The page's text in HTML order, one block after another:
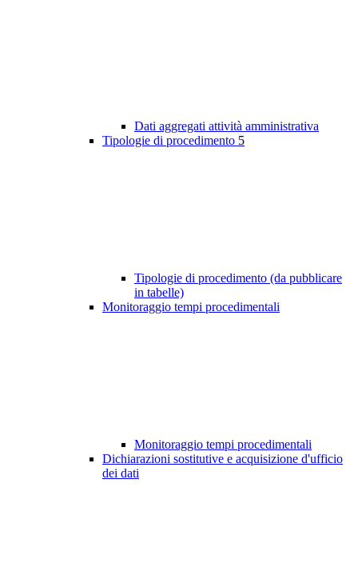
Dati aggregati attività amministrativa
Tipologie di procedimento 5
Tipologie di procedimento (da pubblicare
in tabelle)
Monitoraggio tempi procedimentali
Monitoraggio tempi procedimentali
Dichiarazioni sostitutive e acquisizione d'ufficio
dei dati